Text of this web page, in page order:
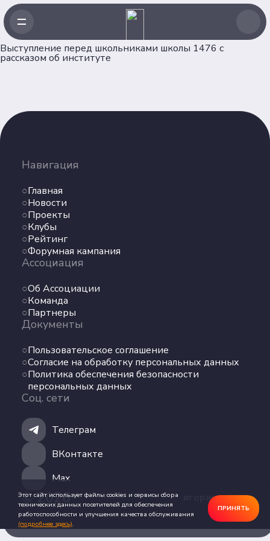
Выступление перед школьниками школы 1476 с
рассказом об институте
Навигация
Главная
Новости
Проекты
Клубы
Рейтинг
Форумная кампания
Ассоциация
Об Ассоциации
Команда
Партнеры
Документы
Пользовательское соглашение
Согласие на обработку персональных данных
Политика обеспечения безопасности
персональных данных
Соц. сети
Телеграм
ВКонтакте
Max
© 2026 ягоржусь.рус
Новости
Клубы
Рейтинг
Форумная кампания
Об Ассоциации
Команда
Партнеры
Согласие на обработку персональных данных
Политика обеспечения безопасности
персональных данных
сети
Телеграм
ВКонтакте
Max
Этот сайт использует файлы cookies и сервисы сбора
технических данных посетителей для обеспечения
работоспособности и улучшения качества обслуживания
(подробнее здесь).
ПРИНЯТЬ